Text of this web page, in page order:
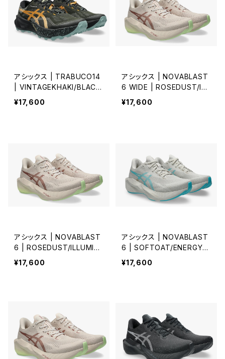
アシックス | TRABUCO14
| VINTAGEKHAKI/BLACK
| Men
¥17,600
アシックス | NOVABLAST
6 WIDE | ROSEDUST/ILL
UMINATEYELLOW | Men
¥17,600
アシックス | NOVABLAST
6 | ROSEDUST/ILLUMIN
ATEYELLOW | Men
¥17,600
アシックス | NOVABLAST
6 | SOFTOAT/ENERGYA
QUA | Women
¥17,600